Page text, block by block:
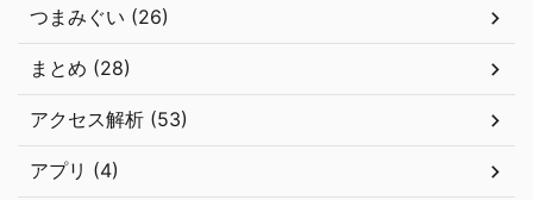
つまみぐい (26)
まとめ (28)
アクセス解析 (53)
アプリ (4)